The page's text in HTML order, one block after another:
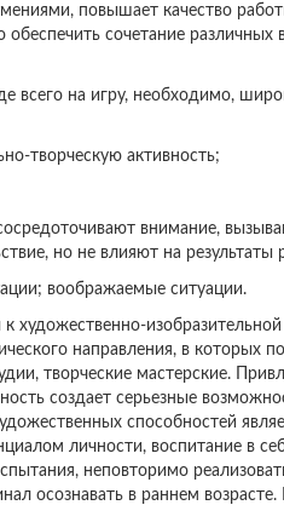
повышает качество
сочетание различных
всего на игру, необходимо,
творческую активность;
внимание,
но не влияют на результаты
воображаемые ситуации.
направления, в которых
творческие мастерские.
создает серьезные
способностей
личности, воспитание в
неповторимо
осознавать в раннем